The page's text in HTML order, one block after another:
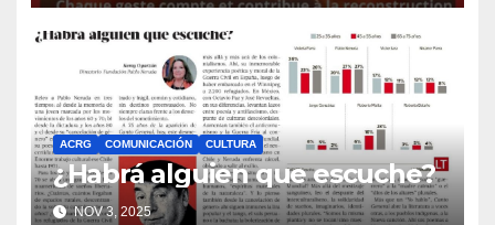
ACRG COMUNICACIÓN CULTURA
¿Habrá alguien que escuche?
NOV 3, 2025